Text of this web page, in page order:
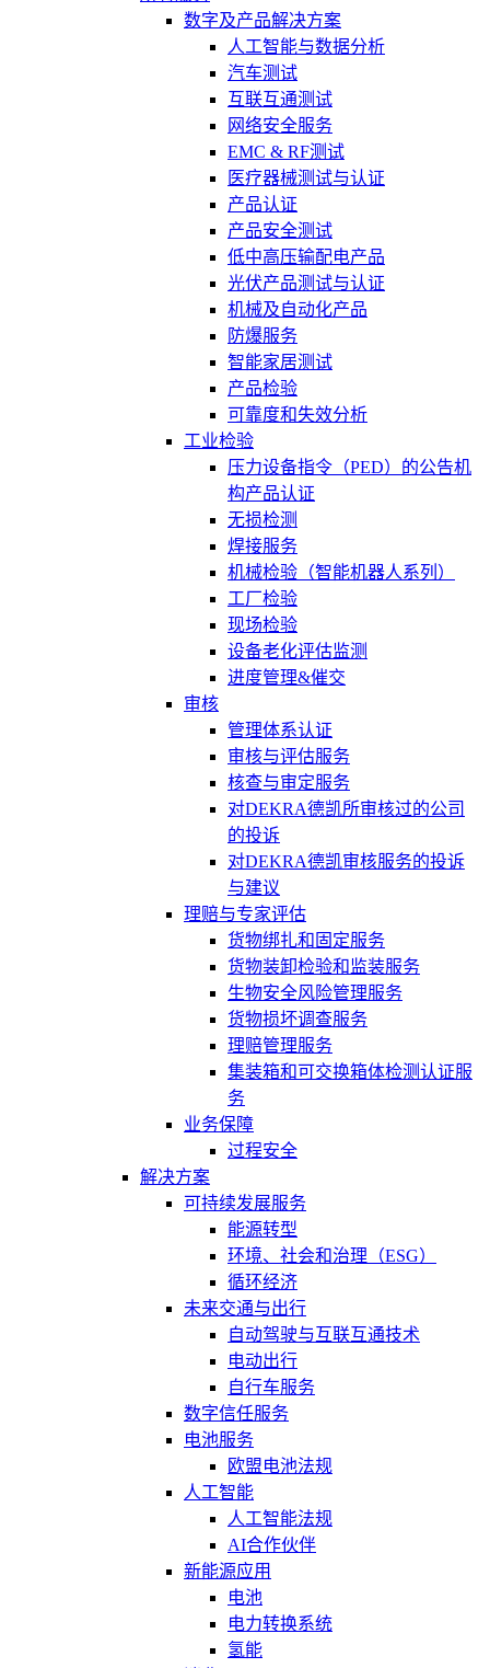
数字及产品解决方案
人工智能与数据分析
汽车测试
互联互通测试
网络安全服务
EMC & RF测试
医疗器械测试与认证
产品认证
产品安全测试
低中高压输配电产品
光伏产品测试与认证
机械及自动化产品
防爆服务
智能家居测试
产品检验
可靠度和失效分析
工业检验
压力设备指令（PED）的公告机
构产品认证
无损检测
焊接服务
机械检验（智能机器人系列）
工厂检验
现场检验
设备老化评估监测
进度管理&催交
审核
管理体系认证
审核与评估服务
核查与审定服务
对DEKRA德凯所审核过的公司
的投诉
对DEKRA德凯审核服务的投诉
与建议
理赔与专家评估
货物绑扎和固定服务
货物装卸检验和监装服务
生物安全风险管理服务
货物损坏调查服务
理赔管理服务
集装箱和可交换箱体检测认证服
务
业务保障
过程安全
解决方案
可持续发展服务
能源转型
环境、社会和治理（ESG）
循环经济
未来交通与出行
自动驾驶与互联互通技术
电动出行
自行车服务
数字信任服务
电池服务
欧盟电池法规
人工智能
人工智能法规
AI合作伙伴
新能源应用
电池
电力转换系统
氢能